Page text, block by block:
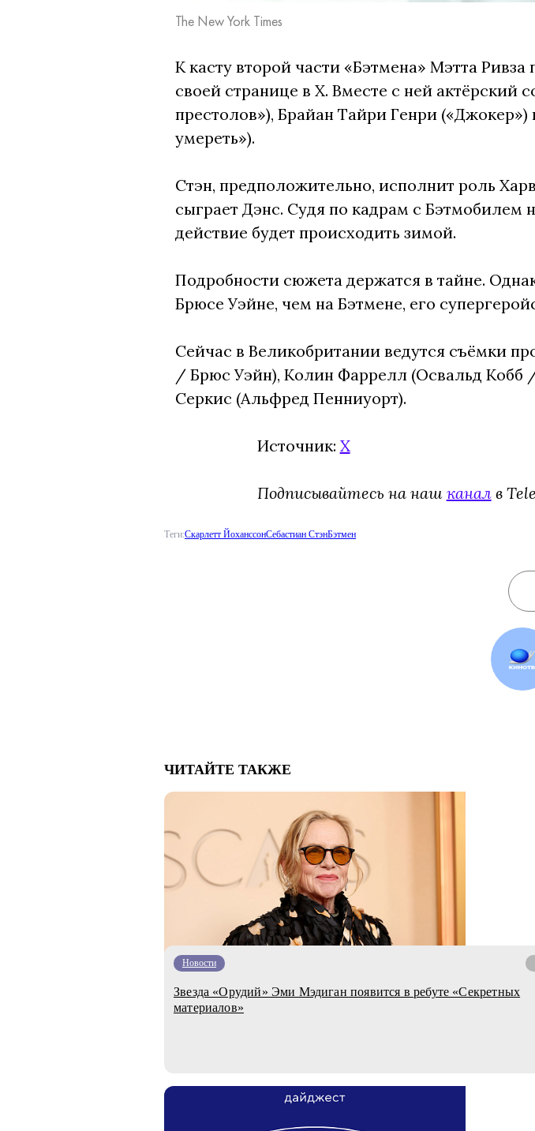
The New York Times
К касту второй части «Бэтмена» Мэтта
своей странице в X. Вместе с ней актёрский
престолов»), Брайан Тайри Генри
умереть»).
Стэн, предположительно, исполнит роль
сыграет Дэнс. Судя по кадрам с Бэтмобилем
действие будет происходить зимой.
Подробности сюжета держатся в тайне.
Брюсе Уэйне, чем на Бэтмене, его
Сейчас в Великобритании ведутся съёмки
/ Брюс Уэйн), Колин Фаррелл (Освальд
Серкис (Альфред Пенниуорт).
Источник: X
Подписывайтесь на наш каналв
Теги:Скарлетт ЙоханссонСебастиан СтэнБэтмен
ЧИТАЙТЕ ТАКЖЕ
Новости
Звезда «Орудий» Эми Мэдиган появится в ребуте «Секретных
материалов»